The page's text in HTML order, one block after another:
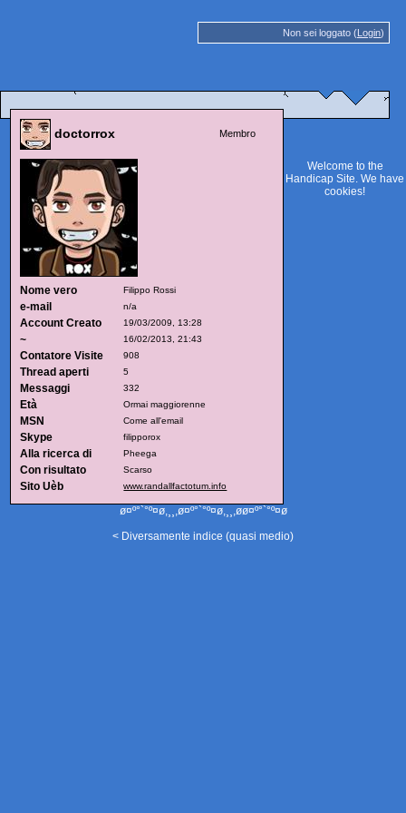
Non sei loggato (Login)
doctorrox Membro
Nome vero Filippo Rossi
e-mail n/a
Account Creato 19/03/2009, 13:28
~ 16/02/2013, 21:43
Contatore Visite 908
Thread aperti 5
Messaggi 332
Età Ormai maggiorenne
MSN Come all'email
Skype filipporox
Alla ricerca di Pheega
Con risultato Scarso
Sito Uèb www.randallfactotum.info
Welcome to the
Handicap Site. We have
cookies!
ø¤º°`°º¤ø,¸¸,ø¤º°`°º¤ø,¸¸,øø¤º°`°º¤ø
< Diversamente indice (quasi medio)